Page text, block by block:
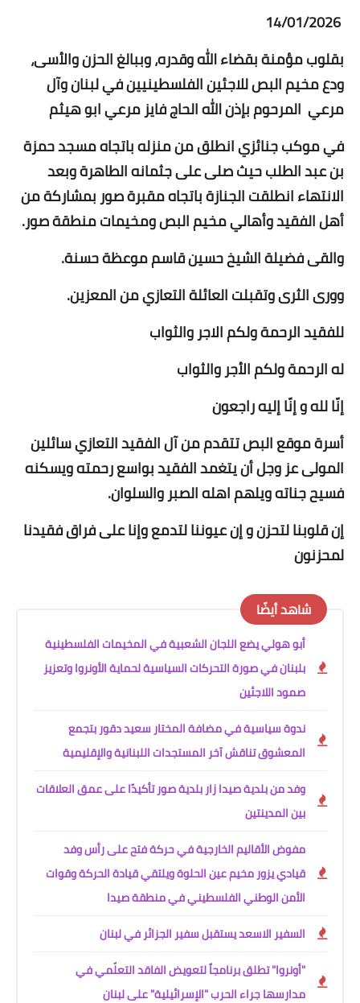
بقلوب مؤمنة بقضاء الله وقدره، وببالغ الحزن والأسى،
ودع مخيم البص للاجئين الفلسطينيين في لبنان وآل
مرعي المرحوم بإذن الله الحاج فايز مرعي ابو هيثم
في موكب جنائزي انطلق من منزله باتجاه مسجد حمزة
بن عبد الطلب حيث صلى على جثمانه الطاهرة وبعد
الانتهاء انطلقت الجنازة باتجاه مقبرة صور بمشاركة من
أهل الفقيد وأهالي مخيم البص ومخيمات منطقة صور.
والقى فضيلة الشيخ حسين قاسم موعظة حسنة.
وورى الثرى وتقبلت العائلة التعازي من المعزين.
للفقيد الرحمة ولكم الاجر والثواب
له الرحمة ولكم الأجر والثواب
أسرة موقع البص تتقدم من آل الفقيد التعازي سائلين
المولى عز وجل أن يتغمد الفقيد بواسع رحمته ويسكنه
فسيح جناته ويلهم اهله الصبر والسلوان.
إن قلوبنا لتحزن و إن عيوننا لتدمع وإنا على فراق فقيدنا
لمحزنون
شاهد أيضًا
أبو هولي يضع اللجان الشعبية في المخيمات الفلسطينية
بلبنان في صورة التحركات السياسية لحماية الأونروا وتعزيز
صمود اللاجئين
ندوة سياسية في مضافة المختار سعيد دقور بتجمع
المعشوق تناقش آخر المستجدات اللبنانية والإقليمية
وفد من بلدية صيدا زار بلدية صور تأكيدًا على عمق العلاقات
بين المدينتين
مفوض الأقاليم الخارجية في حركة فتح على رأس وفد
قيادي يزور مخيم عين الحلوة ويلتقي قيادة الحركة وقوات
الأمن الوطني الفلسطيني في منطقة صيدا
السفير الاسعد يستقبل سفير الجزائر في لبنان
"أونروا" تطلق برنامجاً لتعويض الفاقد التعلّمي في
مدارسها جراء الحرب "الإسرائيلية" على لبنان